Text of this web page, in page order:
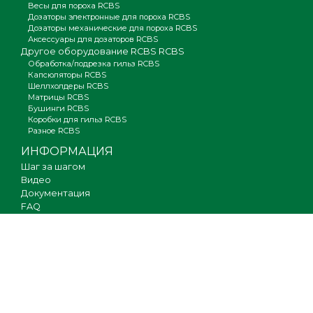
Весы для пороха RCBS
Дозаторы электронные для пороха RCBS
Дозаторы механические для пороха RCBS
Аксессуары для дозаторов RCBS
Другое оборудование RCBS RCBS
Обработка/подрезка гильз RCBS
Капсюляторы RCBS
Шеллхолдеры RCBS
Матрицы RCBS
Бушинги RCBS
Коробки для гильз RCBS
Разное RCBS
ИНФОРМАЦИЯ
Шаг за шагом
Видео
Документация
FAQ